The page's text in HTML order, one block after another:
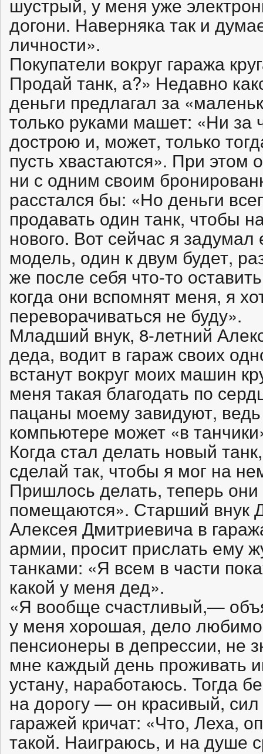
догони. Наверняка так и
личности».
Покупатели вокруг гаража
Продай танк, а?» Недавно
деньги предлагал за
только руками машет: «Ни за
дострою и, может, только
пусть хвастаются». При этом
ни с одним своим
расстался бы: «Но деньги
продавать один танк, чтобы
нового. Вот сейчас я
модель, один к двум будет,
же после себя что-то
когда они вспомнят меня, я
переворачиваться не буду».
Младший внук, 8-летний
деда, водит в гараж своих
встанут вокруг моих машин
меня такая благодать по
пацаны моему завидуют,
компьютере может «в
Когда стал делать новый
сделай так, чтобы я мог на
Пришлось делать, теперь
помещаются». Старший внук
Алексея Дмитриевича в
армии, просит прислать ему
танками: «Я всем в части
какой у меня дед».
«Я вообще счастливый,—
у меня хорошая, дело
пенсионеры в депрессии, не
мне каждый день проживать
устану, наработаюсь. Тогда
на дорогу — он красивый,
гаражей кричат: «Что, Леха,
такой. Наиграюсь, и на душе